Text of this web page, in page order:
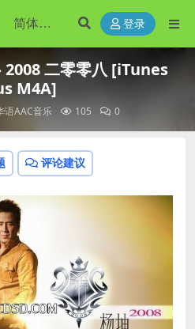
登录
2008 二零零八 [iTunes
M4A]
语AAC音乐 105 0
评论建议